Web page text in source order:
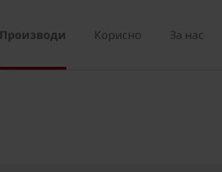
Производи Корисно За нас